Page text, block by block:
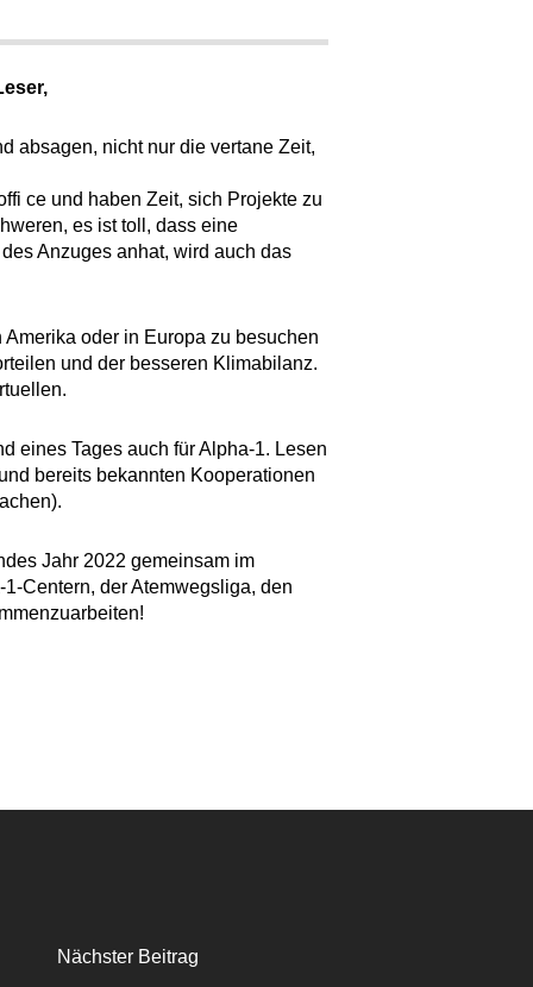
absagen, nicht nur die vertane Zeit,
ce und haben Zeit, sich Projekte zu
es ist toll, dass eine
Anzuges anhat, wird auch das
oder in Europa zu besuchen
und der besseren Klimabilanz.
eines Tages auch für Alpha-1. Lesen
bereits bekannten Kooperationen
Jahr 2022 gemeinsam im
Centern, der Atemwegsliga, den
Nächster Beitrag